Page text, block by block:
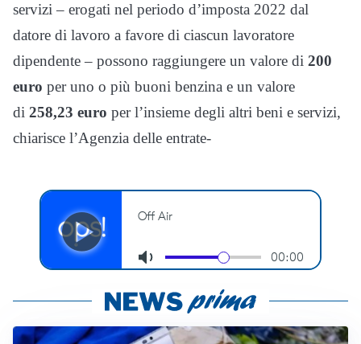
servizi – erogati nel periodo d’imposta 2022 dal
datore di lavoro a favore di ciascun lavoratore
dipendente – possono raggiungere un valore di 200
euro per uno o più buoni benzina e un valore
di 258,23 euro per l’insieme degli altri beni e servizi,
chiarisce l’Agenzia delle entrate-